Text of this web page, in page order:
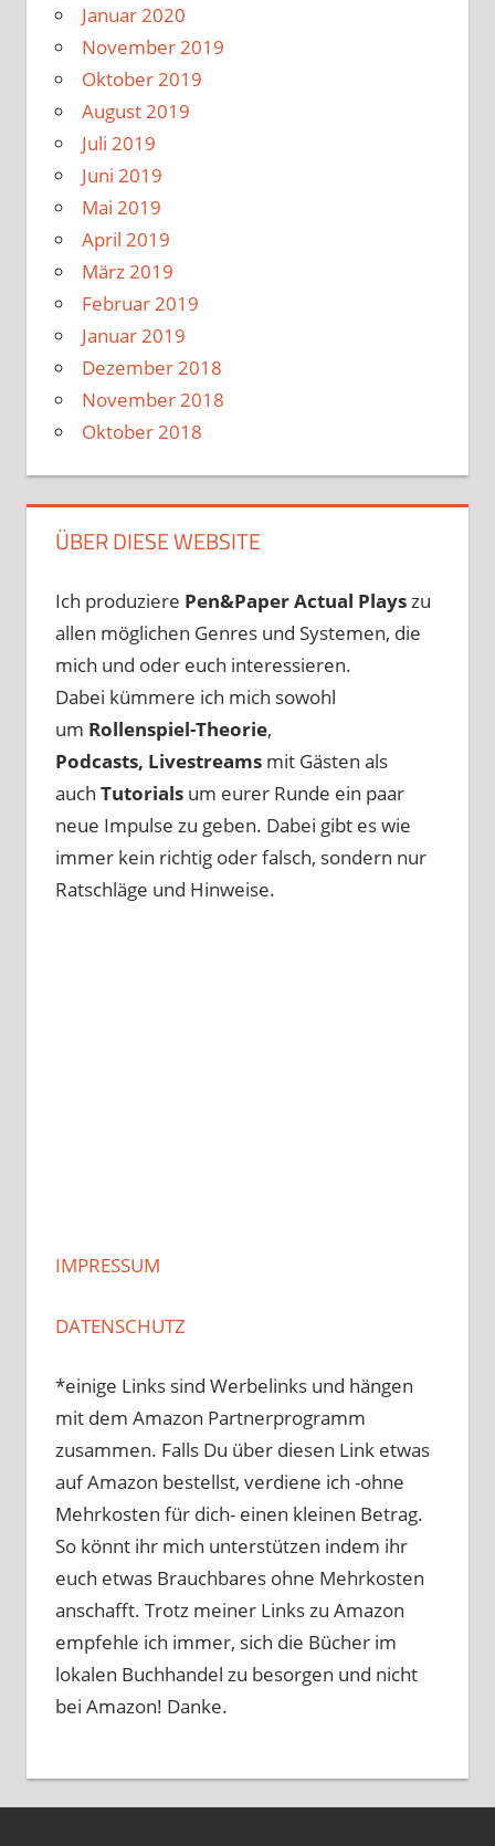
Januar 2020
November 2019
Oktober 2019
August 2019
Juli 2019
Juni 2019
Mai 2019
April 2019
März 2019
Februar 2019
Januar 2019
Dezember 2018
November 2018
Oktober 2018
ÜBER DIESE WEBSITE
Ich produziere Pen&PaperActual Playszu
allen möglichen Genres und Systemen, die
mich und oder euch interessieren.
Dabei kümmere ich mich sowohl
um Rollenspiel-Theorie,
Podcasts, Livestreams mit Gästen als
auch Tutorials um eurer Runde ein paar
neue Impulse zu geben. Dabei gibt es wie
immer kein richtig oder falsch, sondern nur
Ratschläge und Hinweise.
IMPRESSUM
DATENSCHUTZ
*einige Links sind Werbelinks und hängen
mit dem Amazon Partnerprogramm
zusammen. Falls Du über diesen Link etwas
auf Amazon bestellst, verdiene ich -ohne
Mehrkosten für dich- einen kleinen Betrag.
So könnt ihr mich unterstützen indem ihr
euch etwas Brauchbares ohne Mehrkosten
anschafft. Trotz meiner Links zu Amazon
empfehle ich immer, sich die Bücher im
lokalen Buchhandel zu besorgen und nicht
bei Amazon! Danke.